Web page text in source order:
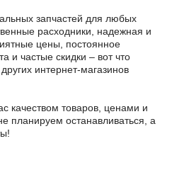
запчастей для любых
расходники, надежная и
цены, постоянное
и частые скидки – вот что
интернет-магазинов
качеством товаров, ценами и
планируем останавливаться, а